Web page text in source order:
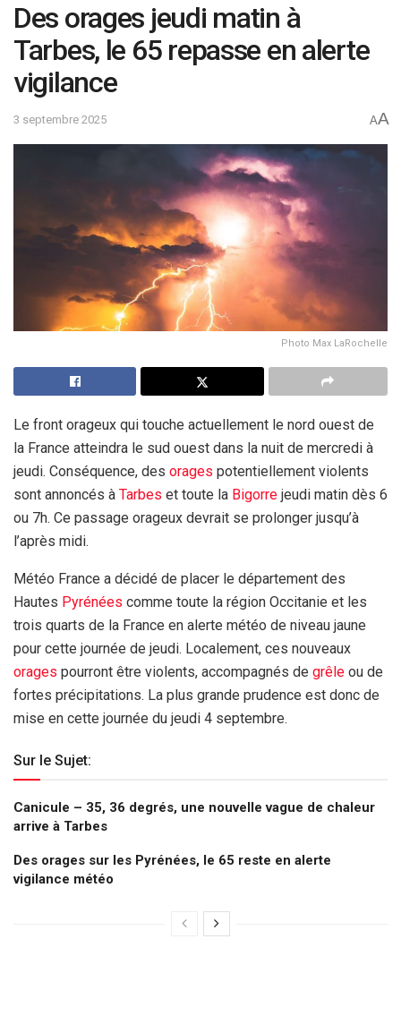
Des orages jeudi matin à
Tarbes, le 65 repasse en alerte
vigilance
3 septembre 2025 AA
Photo Max LaRochelle
Le front orageux qui touche actuellement le nord ouest de
la France atteindra le sud ouest dans la nuit de mercredi à
jeudi. Conséquence, des orages potentiellement violents
sont annoncés à Tarbes et toute la Bigorre jeudi matin dès 6
ou 7h. Ce passage orageux devrait se prolonger jusqu’à
l’après midi.
Météo France a décidé de placer le département des
Hautes Pyrénées comme toute la région Occitanie et les
trois quarts de la France en alerte météo de niveau jaune
pour cette journée de jeudi. Localement, ces nouveaux
orages pourront être violents, accompagnés de grêle ou de
fortes précipitations. La plus grande prudence est donc de
mise en cette journée du jeudi 4 septembre.
Sur le Sujet:
Canicule – 35, 36 degrés, une nouvelle vague de chaleur
arrive à Tarbes
Des orages sur les Pyrénées, le 65 reste en alerte
vigilance météo